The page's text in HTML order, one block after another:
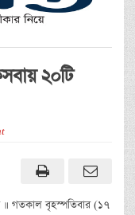
২০টি
॥ গতকাল বৃহস্পতিবার (১৭